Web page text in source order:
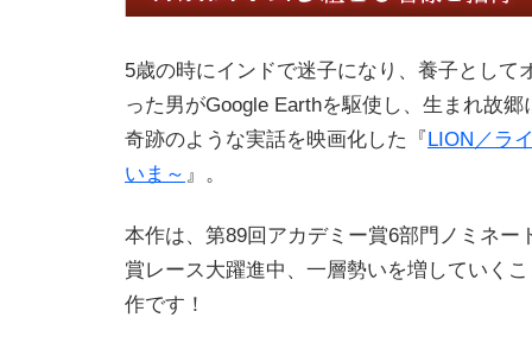
5歳の時にインドで迷子になり、養子として
った男がGoogle Earthを駆使し、生まれ故
奇跡のような実話を映画化した『LION／ラ
いま～ 』。
本作は、第89回アカデミー賞6部門ノミネー
賞レース大躍進中、一層勢いを増していく
作です！